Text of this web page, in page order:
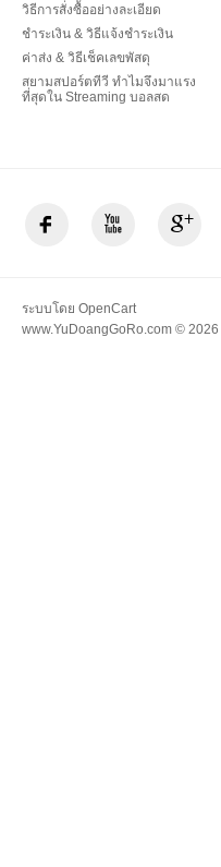
วิธีการสั่งซื้ออย่างละเอียด
ชำระเงิน & วิธีแจ้งชำระเงิน
ค่าส่ง & วิธีเช็คเลขพัสดุ
สยามสปอร์ตทีวี ทำไมจึงมาแรง
ที่สุดใน Streaming บอลสด
ระบบโดย OpenCart
www.YuDoangGoRo.com ©